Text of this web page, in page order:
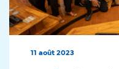
11 août 2023